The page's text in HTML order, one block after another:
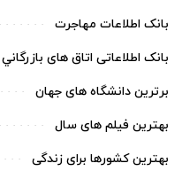
بانک اطلاعات مهاجرت
بانک اطلاعاتی اتاق های بازرگاني
برترین دانشگاه های جهان
بهترین فیلم های سال
بهترین کشورها برای زندگی